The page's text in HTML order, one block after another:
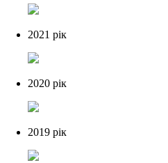
2021 рік
2020 рік
2019 рік